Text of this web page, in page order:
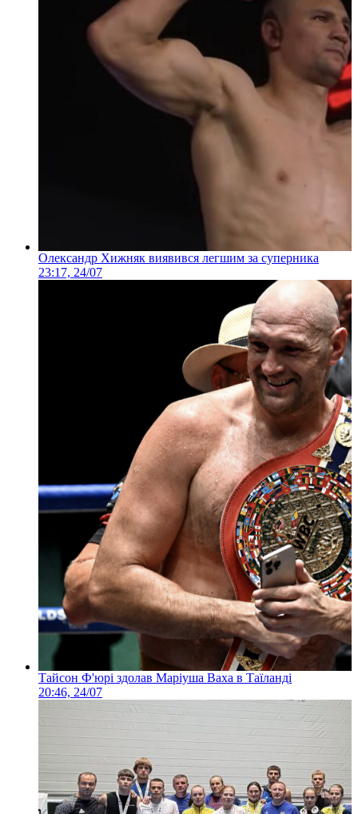
Олександр Хижняк виявився легшим за суперника
23:17, 24/07
Тайсон Ф'юрі здолав Маріуша Ваха в Таїланді
20:46, 24/07